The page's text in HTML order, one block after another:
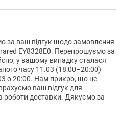
на робочу температуру — до
за 45 секунд.
за ваш відгук щодо замовлення
EY8328E0. Перепрошуємо за
у вашому випадку сталася
часу 11.03 (18:00–20:00)
о 20:00. Нам прикро, що це
ваш відгук для
роботи доставки. Дякуємо за